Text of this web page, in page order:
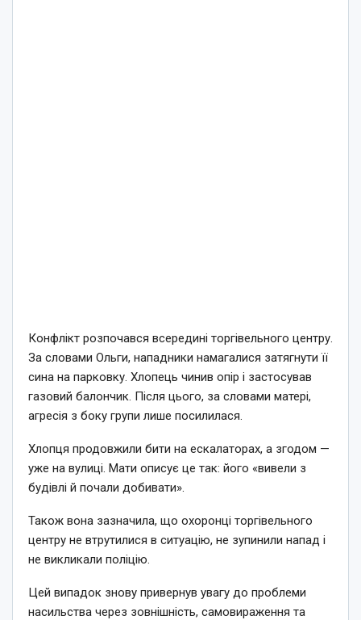
Конфлікт розпочався всередині торгівельного центру.
За словами Ольги, нападники намагалися затягнути її
сина на парковку. Хлопець чинив опір і застосував
газовий балончик. Після цього, за словами матері,
агресія з боку групи лише посилилася.
Хлопця продовжили бити на ескалаторах, а згодом —
уже на вулиці. Мати описує це так: його «вивели з
будівлі й почали добивати».
Також вона зазначила, що охоронці торгівельного
центру не втрутилися в ситуацію, не зупинили напад і
не викликали поліцію.
Цей випадок знову привернув увагу до проблеми
насильства через зовнішність, самовираження та